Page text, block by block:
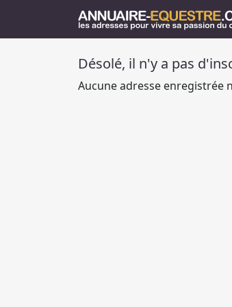
Désolé, il n'y a pas
Aucune adresse enregistrée